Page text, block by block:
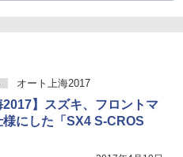
オート上海2017
2017】スズキ、フロントマ
様にした「SX4 S-CROS